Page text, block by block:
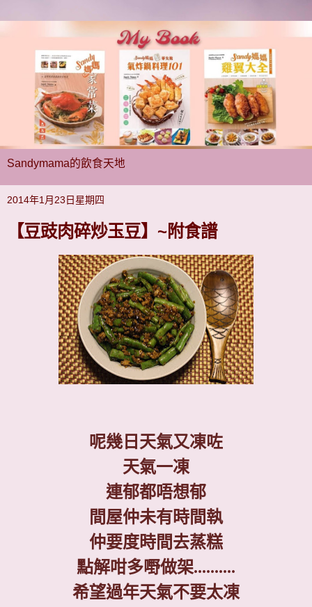
Sandymama的飲食天地
2014年1月23日星期四
【豆豉肉碎炒玉豆】~附食譜
呢幾日天氣又凍咗
天氣一凍
連郁都唔想郁
間屋仲未有時間執
仲要度時間去蒸糕
點解咁多嘢做架..........
希望過年天氣不要太凍